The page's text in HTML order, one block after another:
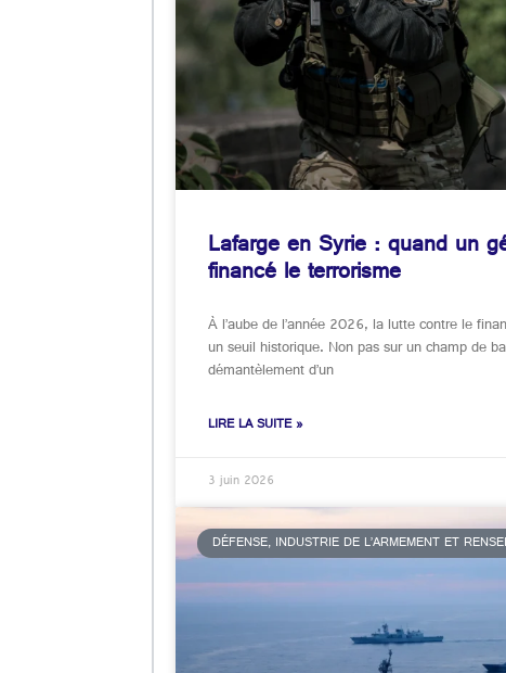
Lafarge en Syrie : quand un
financé le terrorisme
À l’aube de l’année 2026, la lutte contre le
un seuil historique. Non pas sur un champ de
démantèlement d’un
LIRE LA SUITE »
3 juin 2026
DÉFENSE, INDUSTRIE DE L’ARMEMENT ET